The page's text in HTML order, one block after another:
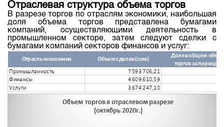
Отраслевая структура объема торгов
В разрезе торгов по отраслям экономики, наибольшая
доля объема торгов представлена бумагами
компаний, осуществляющими деятельность в
промышленном секторе, затем следуют сделки с
бумагами компаний секторов финансов и услуг: